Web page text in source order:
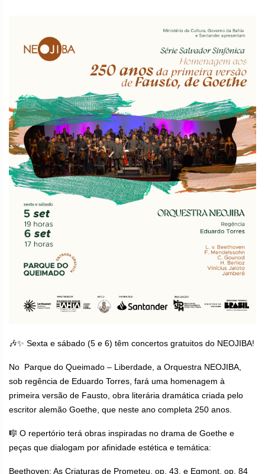
🎶✨ Sexta e sábado (5 e 6) têm concertos gratuitos do NEOJIBA!
No Parque do Queimado – Liberdade, a Orquestra NEOJIBA,
sob regência de Eduardo Torres, fará uma homenagem à
primeira versão de Fausto, obra literária dramática criada pelo
escritor alemão Goethe, que neste ano completa 250 anos.
🎼 O repertório terá obras inspiradas no drama de Goethe e
peças que dialogam por afinidade estética e temática:
Beethoven: As Criaturas de Prometeu, op. 43, e Egmont, op. 84